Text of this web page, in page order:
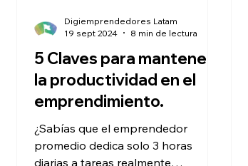
5 Claves para mantener
la productividad en el
emprendimiento.
¿Sabías que el emprendedor
promedio dedica solo 3 horas
diarias a tareas realmente
Digiemprendedores Latam
19 sept 2024
8 min de lectura